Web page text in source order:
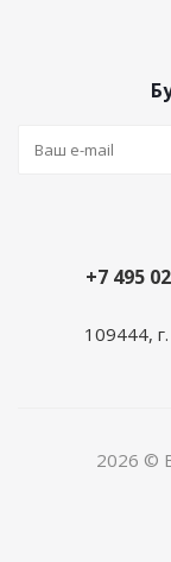
+7 495
109444,
2026 ©